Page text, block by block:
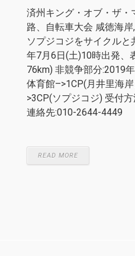
済州キング・オブ・ザ・
路、自転車大会 咸徳海
ソプジコジをサイクルと
年7月6日(土)10時出発、
76km) 非競争部分:2019
体育館–>1CP(月井里海
>3CP(ソプジコジ) 受付
連絡先:010-2644-4449
READ MORE